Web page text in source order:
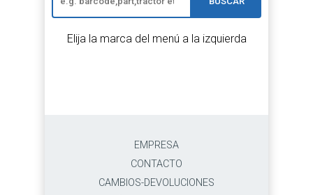
Elija la marca del menú a la izquierda
EMPRESA
CONTACTO
CAMBIOS-DEVOLUCIONES